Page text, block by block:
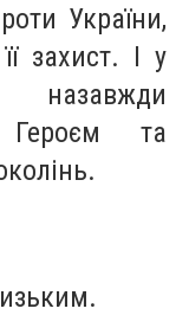
України,
захист. І у
Героєм та